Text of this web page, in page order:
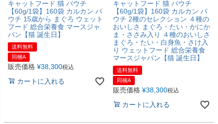
キャットフード 猫 パウチ
【60g/1袋】160袋 カルカン パ
ウチ 15歳から まぐろ ウェット
フード 総合栄養食 マースジャ
パン【猫 誕生日】
送料無料
同梱A
販売価格 ¥38,300税込
カートに入れる
キャットフード 猫 パウチ
【60g/1袋】160袋 カルカン パ
ウチ 2種のセレクション ４種の
おいしさ まぐろ・たい・かにか
ま・ささみ入り ４種のおいしさ
まぐろ・たい・白身魚・さけ入
り ウェットフード 総合栄養食
マースジャパン【猫 誕生日】
送料無料
同梱A
販売価格 ¥38,300税込
カートに入れる